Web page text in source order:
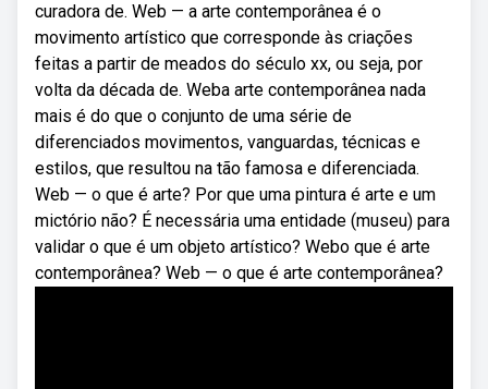
curadora de. Web — a arte contemporânea é o
movimento artístico que corresponde às criações
feitas a partir de meados do século xx, ou seja, por
volta da década de. Weba arte contemporânea nada
mais é do que o conjunto de uma série de
diferenciados movimentos, vanguardas, técnicas e
estilos, que resultou na tão famosa e diferenciada.
Web — o que é arte? Por que uma pintura é arte e um
mictório não? É necessária uma entidade (museu) para
validar o que é um objeto artístico? Webo que é arte
contemporânea? Web — o que é arte contemporânea?